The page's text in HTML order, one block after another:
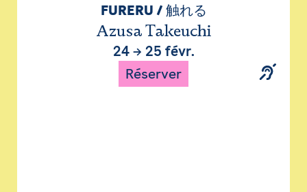
FURERU / 触れる
Azusa Takeuchi
24→ 25 févr.
Réserver